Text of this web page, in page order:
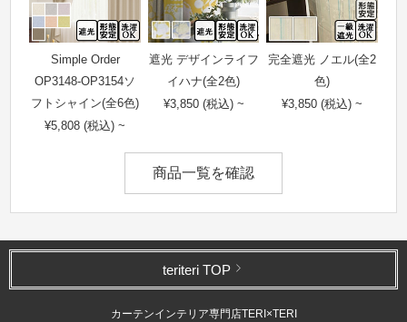
Simple Order
OP3148-OP3154ソ
フトシャイン(全6色)
¥5,808 (税込) ~
遮光 デザインライフ
イハナ(全2色)
¥3,850 (税込) ~
完全遮光 ノエル(全2
色)
¥3,850 (税込) ~
商品一覧を確認
teriteri TOP
カーテンインテリア専門店TERI×TERI